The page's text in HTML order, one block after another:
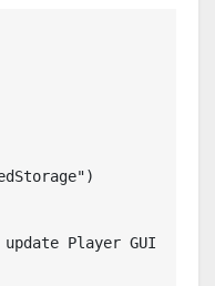
Player GUI